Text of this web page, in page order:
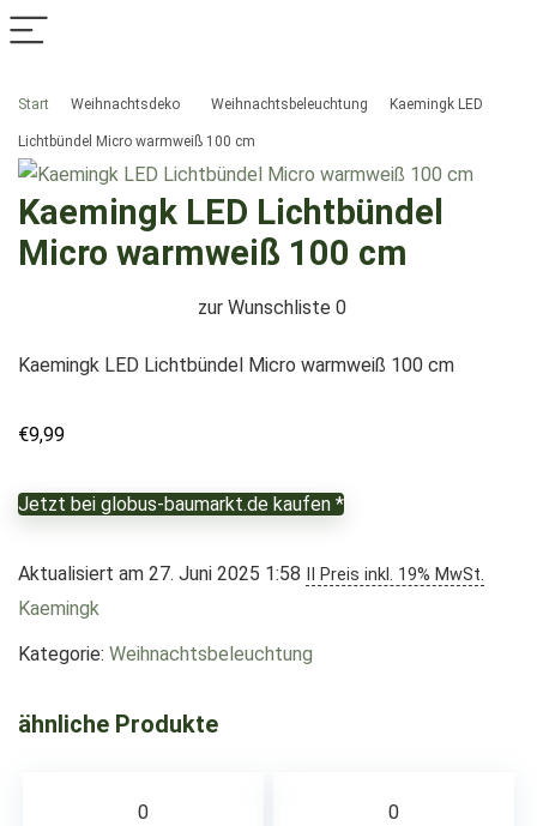
Start Weihnachtsdeko Weihnachtsbeleuchtung Kaemingk LED
Lichtbündel Micro warmweiß 100 cm
Kaemingk LED Lichtbündel
Micro warmweiß 100 cm
zur Wunschliste 0
Kaemingk LED Lichtbündel Micro warmweiß 100 cm
€9,99
Jetzt bei globus-baumarkt.de kaufen *
Aktualisiert am 27. Juni 2025 1:58 II Preis inkl. 19% MwSt.
Kaemingk
Kategorie: Weihnachtsbeleuchtung
ähnliche Produkte
0 0